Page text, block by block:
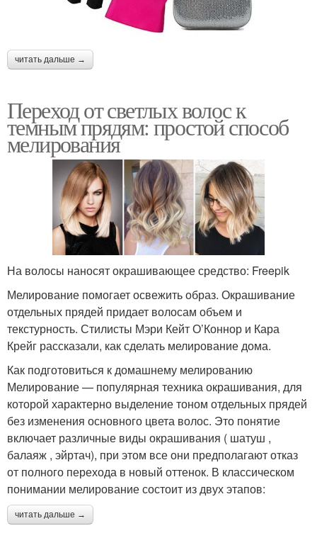
читать дальше →
Переход от светлых волос к
темным прядям: простой способ
мелирования
На волосы наносят окрашивающее средство: Freepik
Мелирование помогает освежить образ. Окрашивание
отдельных прядей придает волосам объем и
текстурность. Стилисты Мэри Кейт О’Коннор и Кара
Крейг рассказали, как сделать мелирование дома.
Как подготовиться к домашнему мелированию
Мелирование — популярная техника окрашивания, для
которой характерно выделение тоном отдельных прядей
без изменения основного цвета волос. Это понятие
включает различные виды окрашивания ( шатуш ,
балаяж , эйртач), при этом все они предполагают отказ
от полного перехода в новый оттенок. В классическом
понимании мелирование состоит из двух этапов:
читать дальше →